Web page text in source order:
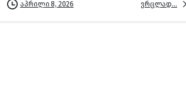
აპრილი 8, 2026 ვრცლად...